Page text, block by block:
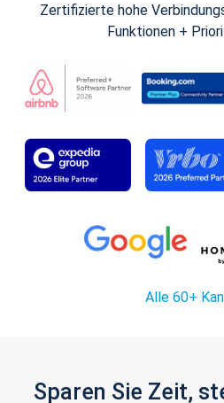
Zertifizierte hohe
Funktionen +
Alle 60+
Sparen Sie Zeit,